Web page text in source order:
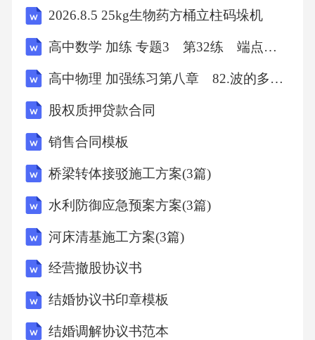
因此遭受的全部损失。（二）乙方违约责任1.若
乙方未按照本合同约定按时足额支付租金、水
电费、物业费等相关费用，每逾期一日，应按
照未支付金额的%向甲方支付违约金。逾期超过
欠的全部费用及违约金，同时乙方应按照合同
剩余租赁期限内租金总额的%向甲方支付违约
金。2.若乙方擅自改变房屋结构或用途，或因乙
方故意或重大过失造成房屋及其附属设施损坏
的，乙方应负责恢复原状或赔偿甲方因此遭受
的全部损失。如乙方拒不履行赔偿责任的，甲
方有权从押金中扣除相应金额，并要求乙方继
续承担赔偿责任。3.若乙方未在合同终止前按照
2026.8.5 25kg生物药方桶立柱码垛机
高中数学 加练 专题3 第32练 端点效应
高中物理 加强练习第八章 82.波的多解问题
股权质押贷款合同
销售合同模板
桥梁转体接驳施工方案(3篇)
水利防御应急预案方案(3篇)
河床清基施工方案(3篇)
经营撤股协议书
结婚协议书印章模板
结婚调解协议书范本